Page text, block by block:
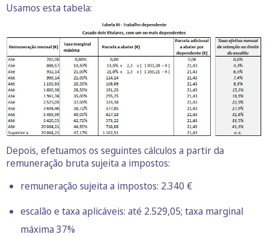
Usamos esta tabela:
Depois, efetuamos os seguintes cálculos a partir da
remuneração bruta sujeita a impostos:
remuneração sujeita a impostos: 2.340 €
escalão e taxa aplicáveis: até 2.529,05; taxa marginal
máxima 37%